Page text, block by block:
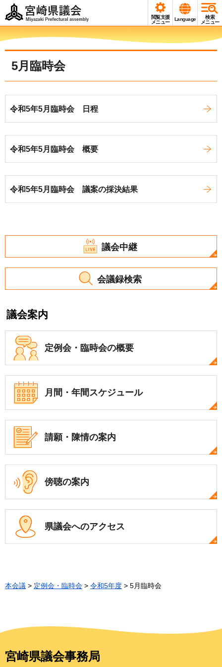
宮崎県議会
Miyazaki Prefectural
閲覧支援
メニュー
Language
検索
メニュー
5月臨時会
令和5年5月臨時会 日程
令和5年5月臨時会 概要
令和5年5月臨時会 議案の採決結果
議会中継
会議録検索
議会案内
定例会・ 臨時会の概要
月間・年間スケジュール
請願・陳情の案内
傍聴の案内
県議会へのアクセス
本会議 > 定例会・臨時会 > 令和5年度 > 5月臨時会
宮崎県議会事務局